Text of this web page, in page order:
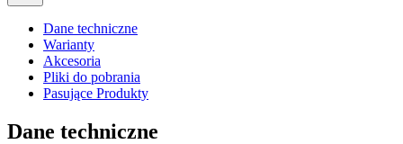
Dane techniczne
Warianty
Akcesoria
Pliki do pobrania
Pasujące Produkty
Dane techniczne